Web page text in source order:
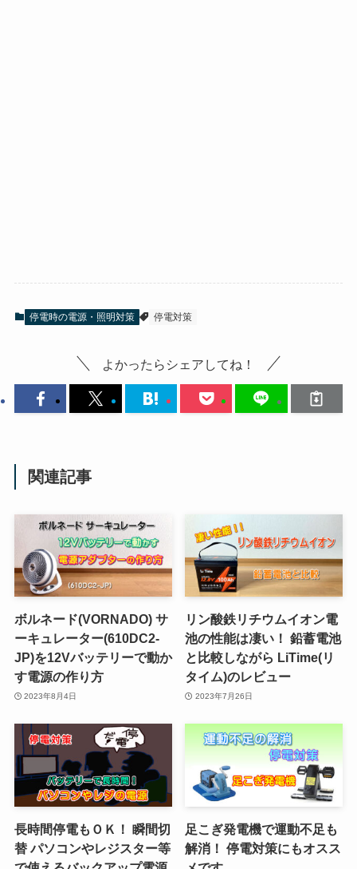
停電時の電源・照明対策 停電対策
よかったらシェアしてね！
関連記事
ボルネード(VORNADO) サ
ーキュレーター(610DC2-
JP)を12Vバッテリーで動か
す電源の作り方
2023年8月4日
リン酸鉄リチウムイオン電
池の性能は凄い！ 鉛蓄電池
と比較しながら LiTime(リ
タイム)のレビュー
2023年7月26日
長時間停電もＯＫ！ 瞬間切
替 パソコンやレジスター等
足こぎ発電機で運動不足も
解消！ 停電対策にもオスス